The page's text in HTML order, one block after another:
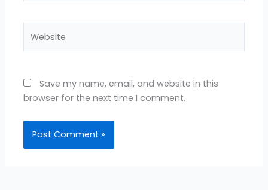
Save my name, email, and website in this
browser for the next time I comment.